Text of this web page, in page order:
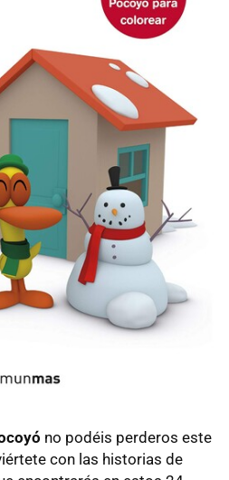
no podéis perderos este
con las historias de